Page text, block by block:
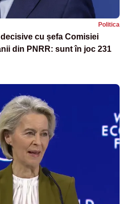
Politica
cu șefa Comisiei
din PNRR: sunt în joc 231